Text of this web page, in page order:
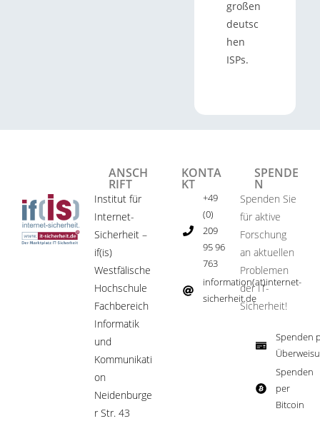
großen
deutsc
hen
ISPs.
ANSCH
RIFT
Institut für
Internet-
Sicherheit –
if(is)
Westfälische
Hochschule
Fachbereich
Informatik
und
Kommunikati
on
Neidenburge
r Str. 43
KONTA
KT
+49
(0)
209
95 96
763
information(at)internet-
sicherheit.de ​
SPENDE
N
Spenden Sie
für aktive
Forschung
an aktuellen
Problemen
der IT-
Sicherheit!​
Spenden
Spenden
per
Bitcoin​